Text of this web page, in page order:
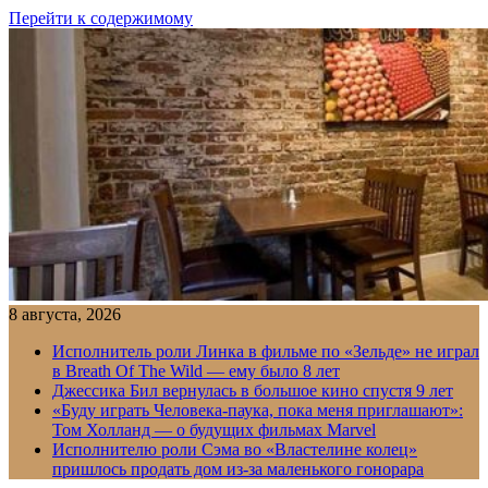
Перейти к содержимому
8 августа, 2026
Исполнитель роли Линка в фильме по «Зельде» не играл
в Breath Of The Wild — ему было 8 лет
Джессика Бил вернулась в большое кино спустя 9 лет
«Буду играть Человека-паука, пока меня приглашают»:
Том Холланд — о будущих фильмах Marvel
Исполнителю роли Сэма во «Властелине колец»
пришлось продать дом из-за маленького гонорара